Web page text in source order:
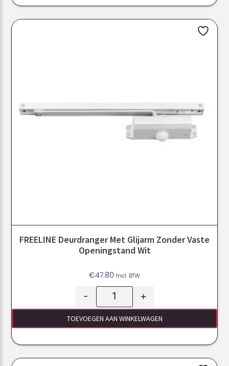
FREELINE Deurdranger Met Glijarm Zonder Vaste
Openingstand Wit
€47.80 Incl. BTW
- +
TOEVOEGEN AAN WINKELWAGEN